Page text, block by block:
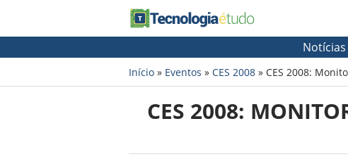
Notícias
Início » Eventos » CES 2008 » CES 2008:
CES 2008: